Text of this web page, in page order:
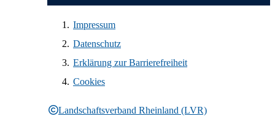
Landschaftsverband Rheinland (LVR)
Impressum
Datenschutz
Erklärung zur Barrierefreiheit
Cookies